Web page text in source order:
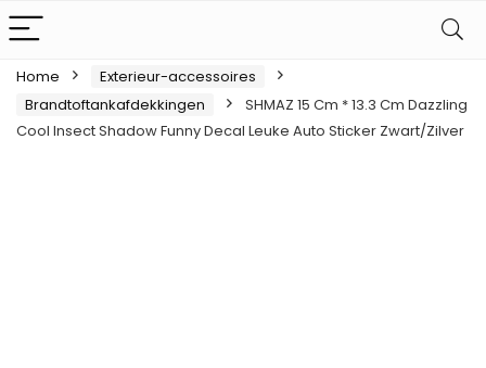
Home
Exterieur-accessoires
Brandtoftankafdekkingen
SHMAZ 15 Cm * 13.3 Cm Dazzling
Cool Insect Shadow Funny Decal Leuke Auto Sticker Zwart/Zilver